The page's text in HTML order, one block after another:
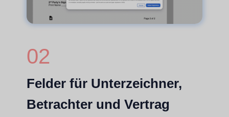
02
Felder für Unterzeichner,
Betrachter und Vertrag